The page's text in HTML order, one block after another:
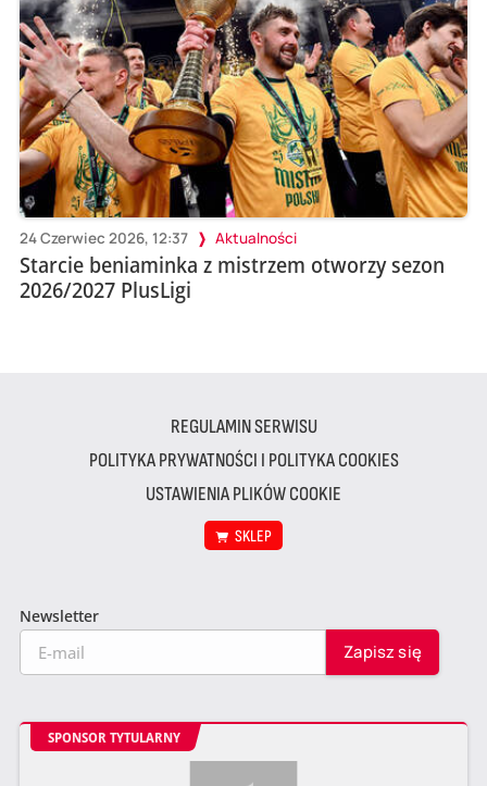
24 Czerwiec 2026, 12:37 Aktualności
Starcie beniaminka z mistrzem otworzy sezon
2026/2027 PlusLigi
REGULAMIN SERWISU
POLITYKA PRYWATNOŚCI I POLITYKA COOKIES
USTAWIENIA PLIKÓW COOKIE
SKLEP
Newsletter
SPONSOR TYTULARNY